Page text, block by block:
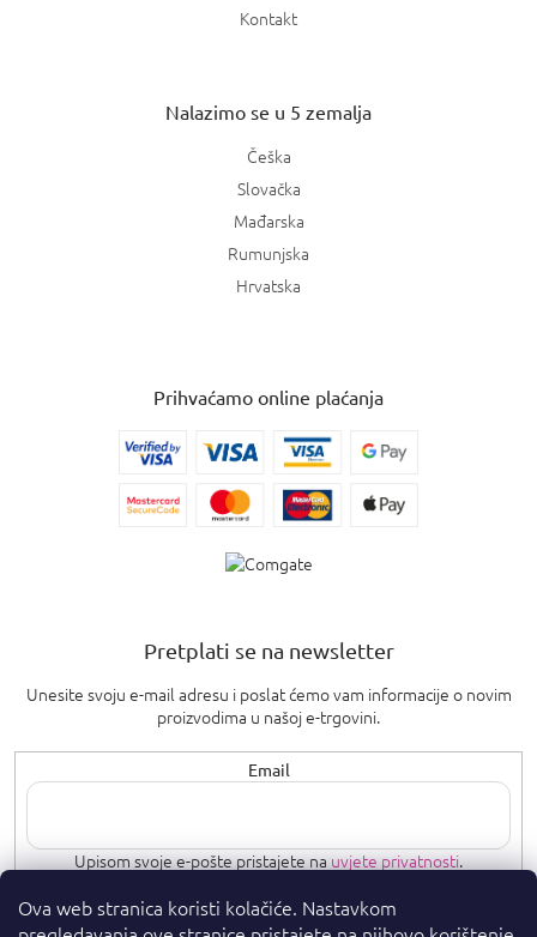
Ova web stranica koristi kolačiće. Nastavkom
Kontakt
Nalazimo se u 5 zemalja
Češka
Slovačka
Mađarska
Rumunjska
Hrvatska
Prihvaćamo online plaćanja
Pretplati se na newsletter
Unesite svoju e-mail adresu i poslat ćemo vam informacije o novim
proizvodima u našoj e-trgovini.
Email
Upisom svoje e-pošte pristajete nauvjete privatnosti.
PRETPLATI SE